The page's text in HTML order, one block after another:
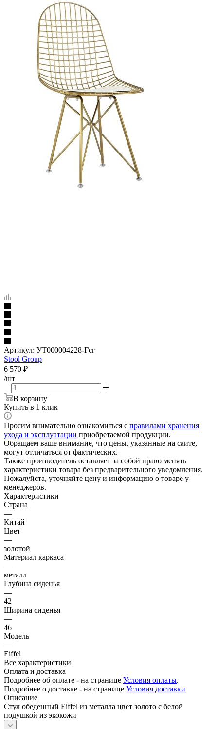
Артикул: УТ000004228-Гсг
Stool Group
6 570 ₽
/шт
В корзину
Купить в 1 клик
Просим внимательно ознакомиться с правилами хранения,
ухода и эксплуатации приобретаемой продукции.
Обращаем ваше внимание, что цены, указанные на сайте,
могут отличаться от фактических.
Также производитель оставляет за собой право менять
характеристики товара без предварительного уведомления.
Пожалуйста, уточняйте цену и информацию о товаре у
менеджеров.
Характеристики
Страна
—
Китай
Цвет
—
золотой
Материал каркаса
—
металл
Глубина сиденья
—
42
Ширина сиденья
—
46
Модель
—
Eiffel
Все характеристики
Оплата и доставка
Подробнее об оплате - на странице Условия оплаты.
Подробнее о доставке - на странице Условия доставки.
Описание
Стул обеденный Eiffel из металла цвет золото с белой
подушкой из экокожи